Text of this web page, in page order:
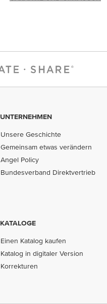
UNTERNEHMEN
Unsere Geschichte
Gemeinsam etwas verändern
Angel Policy
Bundesverband Direktvertrieb
KATALOGE
Einen Katalog kaufen
Katalog in digitaler Version
Korrekturen